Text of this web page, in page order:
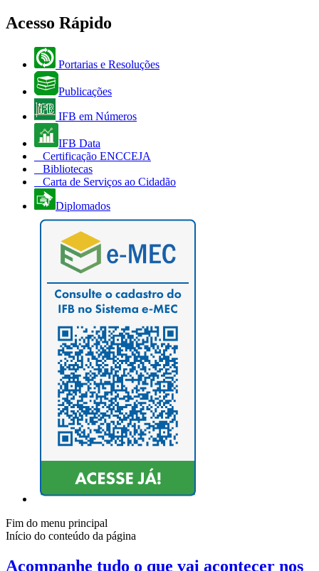
Acesso Rápido
Portarias e Resoluções
Publicações
IFB em Números
IFB Data
Certificação ENCCEJA
Bibliotecas
Carta de Serviços ao Cidadão
Diplomados
Fim do menu principal
Início do conteúdo da página
Acompanhe tudo o que vai acontecer nos